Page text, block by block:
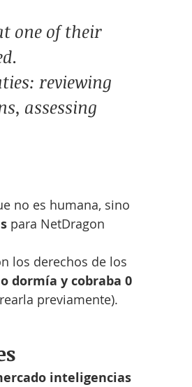
one of their
reviewing
assessing
no es humana, sino
para NetDragon
los derechos de los
dormía y cobraba 0
previamente).
inteligencias